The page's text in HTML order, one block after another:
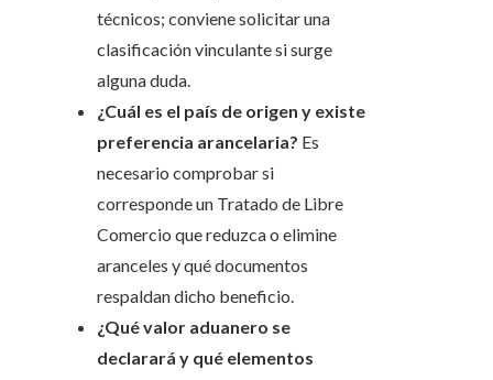
técnicos; conviene solicitar una
clasificación vinculante si surge
alguna duda.
¿Cuál es el país de origen y existe
preferencia arancelaria? Es
necesario comprobar si
corresponde un Tratado de Libre
Comercio que reduzca o elimine
aranceles y qué documentos
respaldan dicho beneficio.
¿Qué valor aduanero se
declarará y qué elementos